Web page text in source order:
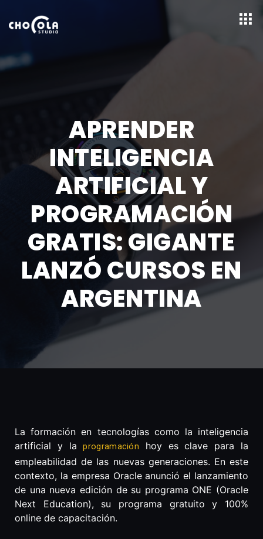
APRENDER
INTELIGENCIA
ARTIFICIAL Y
PROGRAMACIÓN
GRATIS: GIGANTE
LANZÓ CURSOS EN
ARGENTINA
La formación en tecnologías como la inteligencia
artificial y laprogramación
hoy es clave para la
empleabilidad de las nuevas generaciones. En este
contexto, la empresa Oracle anunció el lanzamiento
de una nueva edición de su programa ONE (Oracle
Next Education), su programa gratuito y 100%
online de capacitación.